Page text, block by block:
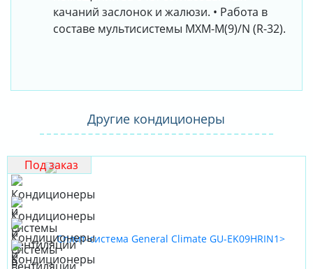
качаний заслонок и жалюзи. • Работа в
составе мультисистемы MXM-M(9)/N (R-32).
Другие кондиционеры
Под заказ